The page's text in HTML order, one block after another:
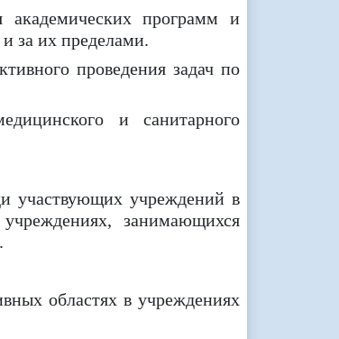
академических программ и
за их пределами.
проведения задач по
и санитарного
участвующих учреждений в
занимающихся
областях в учреждениях